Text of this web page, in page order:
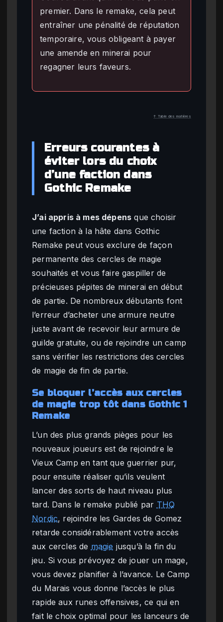
premier. Dans le remake, cela peut
entraîner une pénalité de réputation
temporaire, vous obligeant à payer
une amende en minerai pour
regagner leurs faveurs.
↑ Table des matières
Erreurs courantes à
éviter lors du choix
d’une faction dans
Gothic Remake
J’ai appris à mes dépens que choisir
une faction à la hâte dans Gothic
Remake peut vous exclure de façon
permanente des cercles de magie
souhaités et vous faire gaspiller de
précieuses pépites de minerai en début
de partie. De nombreux débutants font
l’erreur d’acheter une armure neutre
juste avant de recevoir leur armure de
guilde gratuite, ou de rejoindre un camp
sans vérifier les restrictions des cercles
de magie de fin de partie.
Se bloquer l’accès aux cercles
de magie trop tôt dans Gothic 1
Remake
L’un des plus grands pièges pour les
nouveaux joueurs est de rejoindre le
Vieux Camp en tant que guerrier pur,
pour ensuite réaliser qu’ils veulent
lancer des sorts de haut niveau plus
tard. Dans le remake publié par THQ
Nordic, rejoindre les Gardes de Gomez
retarde considérablement votre accès
aux cercles de magie jusqu’à la fin du
jeu. Si vous prévoyez de jouer un mage,
vous devez planifier à l’avance. Le Camp
du Marais vous donne l’accès le plus
rapide aux runes offensives, ce qui en
fait le choix optimal pour les lanceurs de